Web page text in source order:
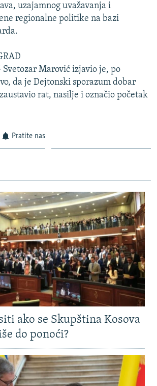
U BIH
JUGOSLAVIJE
uzajamnog uvažavanja i
regionalne politike na bazi
Svetozar Marović izjavio je, po
da je Dejtonski sporazum dobar
rat, nasilje i označio početak
Pratite nas
ako se Skupština Kosova
do ponoći?